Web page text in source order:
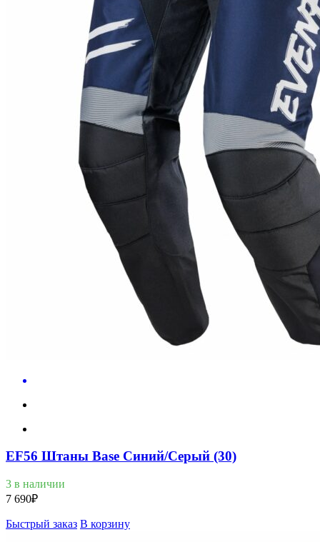
EF56 Штаны Base Синий/Серый (30)
3 в наличии
7 690₽
Быстрый заказ В корзину